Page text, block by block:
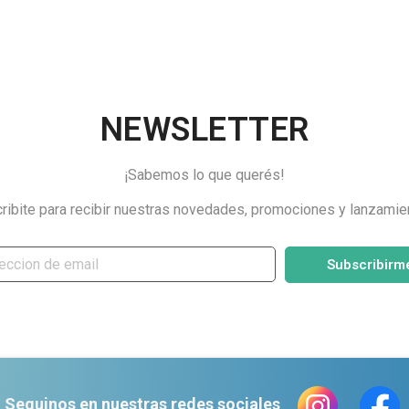
NEWSLETTER
¡Sabemos lo que querés!
para recibir nuestras novedades, promociones y
Seguinos en nuestras redes sociales